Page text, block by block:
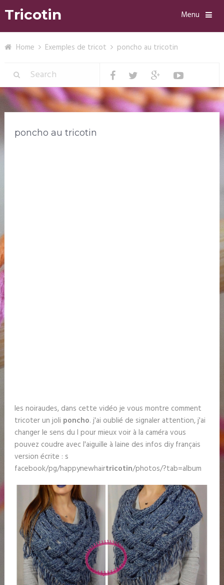
Tricotin Menu
Home Exemples de tricot poncho au tricotin
poncho au tricotin
les noiraudes, dans cette vidéo je vous montre comment
tricoter un joli poncho. j'ai oublié de signaler attention, j'ai
changer le sens du l pour mieux voir à la caméra vous
pouvez coudre avec l'aiguille à laine des infos diy français
version écrite : s
facebook/pg/happynewhairtricotin/photos/?tab=album